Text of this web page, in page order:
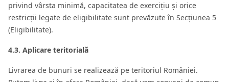
privind vârsta minimă, capacitatea de exercițiu și orice
restricții legate de eligibilitate sunt prevăzute în Secțiunea 5
(Eligibilitate).
4.3. Aplicare teritorială
Livrarea de bunuri se realizează pe teritoriul României.